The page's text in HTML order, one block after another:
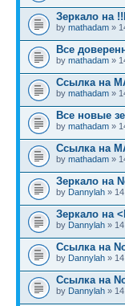
Зеркало на
by mathadam »
Все
by mathadam »
Ссылка на
by mathadam »
Все новые
by mathadam »
Ссылка на
by mathadam »
Зеркало на
by Dannylah »
Зеркало на
by Dannylah »
Ссылка на
by Dannylah »
Ссылка на
by Dannylah »